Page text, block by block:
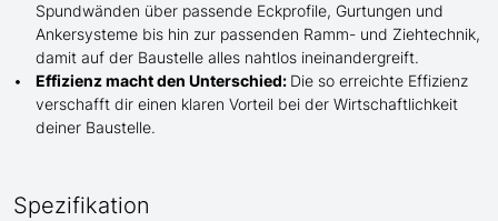
Spundwänden über passende Eckprofile, Gurtungen und
Ankersysteme bis hin zur passenden Ramm- und Ziehtechnik,
damit auf der Baustelle alles nahtlos ineinandergreift.
Effizienz macht den Unterschied: Die so erreichte Effizienz
verschafft dir einen klaren Vorteil bei der Wirtschaftlichkeit
deiner Baustelle.
Spezifikation